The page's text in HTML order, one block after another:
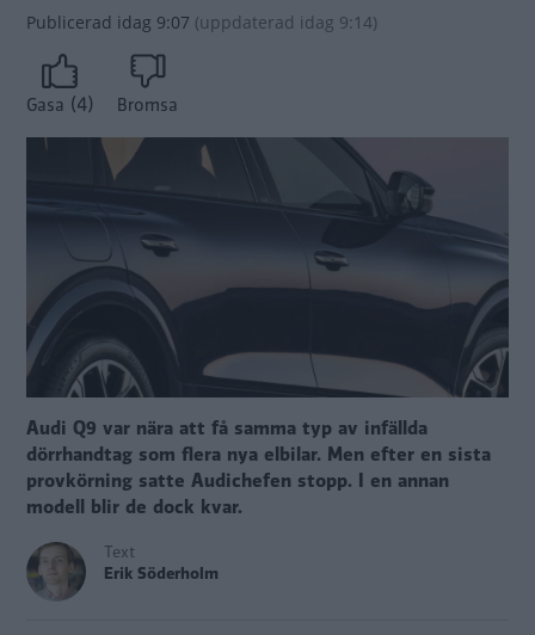
Publicerad idag 9:07 (uppdaterad idag 9:14)
Gasa (4) Bromsa
Audi Q9 var nära att få samma typ av infällda
dörrhandtag som flera nya elbilar. Men efter en sista
provkörning satte Audichefen stopp. I en annan
modell blir de dock kvar.
Text
Erik Söderholm